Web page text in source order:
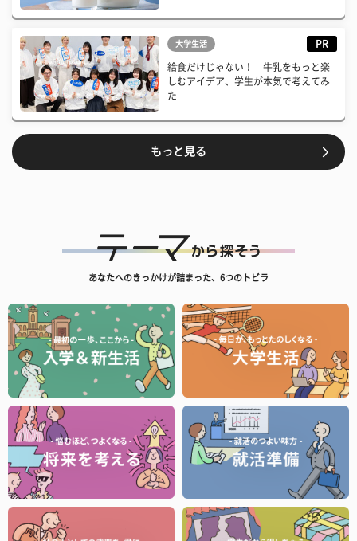
大学生活 PR
給食だけじゃない！ 牛乳をもっと楽
しむアイデア、学生が本気で考えてみ
た
もっと見る
あなたへのきっかけが詰まった、6つのトビラ